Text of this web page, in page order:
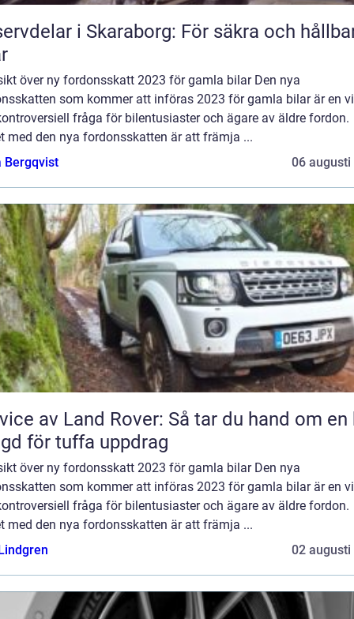
i Skaraborg: För säkra och
över ny fordonsskatt 2023 för gamla bilar Den nya
som kommer att införas 2023 för gamla bilar är en
fråga för bilentusiaster och ägare av äldre fordon.
med den nya fordonsskatten är att främja ...
Bergqvist
06 augusti
av Land Rover: Så tar du hand om en
för tuffa uppdrag
över ny fordonsskatt 2023 för gamla bilar Den nya
som kommer att införas 2023 för gamla bilar är en
fråga för bilentusiaster och ägare av äldre fordon.
med den nya fordonsskatten är att främja ...
02 augusti